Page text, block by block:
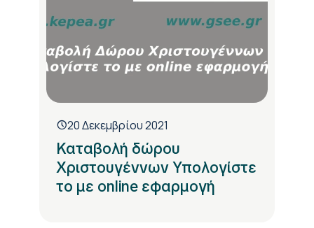
20 Δεκεμβρίου 2021
Καταβολή δώρου
Χριστουγέννων Υπολογίστε
το με online εφαρμογή